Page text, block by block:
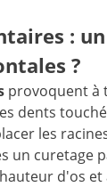
:
?
provoquent à
dents
les
un curetage
d'os